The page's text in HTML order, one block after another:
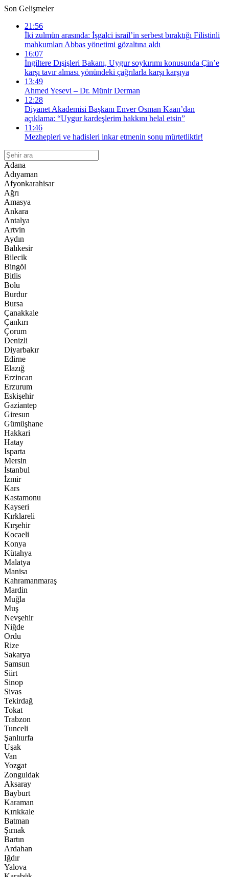
Son Gelişmeler
21:56
İki zulmün arasında: İşgalci israil’in serbest bıraktığı Filistinli
mahkumları Abbas yönetimi gözaltına aldı
16:07
İngiltere Dışişleri Bakanı, Uygur soykırımı konusunda Çin’e
karşı tavır alması yönündeki çağrılarla karşı karşıya
13:49
Ahmed Yesevi – Dr. Münir Derman
12:28
Diyanet Akademisi Başkanı Enver Osman Kaan’dan
açıklama: “Uygur kardeşlerim hakkını helal etsin”
11:46
Mezhepleri ve hadisleri inkar etmenin sonu mürtetliktir!
Adana
Adıyaman
Afyonkarahisar
Ağrı
Amasya
Ankara
Antalya
Artvin
Aydın
Balıkesir
Bilecik
Bingöl
Bitlis
Bolu
Burdur
Bursa
Çanakkale
Çankırı
Çorum
Denizli
Diyarbakır
Edirne
Elazığ
Erzincan
Erzurum
Eskişehir
Gaziantep
Giresun
Gümüşhane
Hakkari
Hatay
Isparta
Mersin
İstanbul
İzmir
Kars
Kastamonu
Kayseri
Kırklareli
Kırşehir
Kocaeli
Konya
Kütahya
Malatya
Manisa
Kahramanmaraş
Mardin
Muğla
Muş
Nevşehir
Niğde
Ordu
Rize
Sakarya
Samsun
Siirt
Sinop
Sivas
Tekirdağ
Tokat
Trabzon
Tunceli
Şanlıurfa
Uşak
Van
Yozgat
Zonguldak
Aksaray
Bayburt
Karaman
Kırıkkale
Batman
Şırnak
Bartın
Ardahan
Iğdır
Yalova